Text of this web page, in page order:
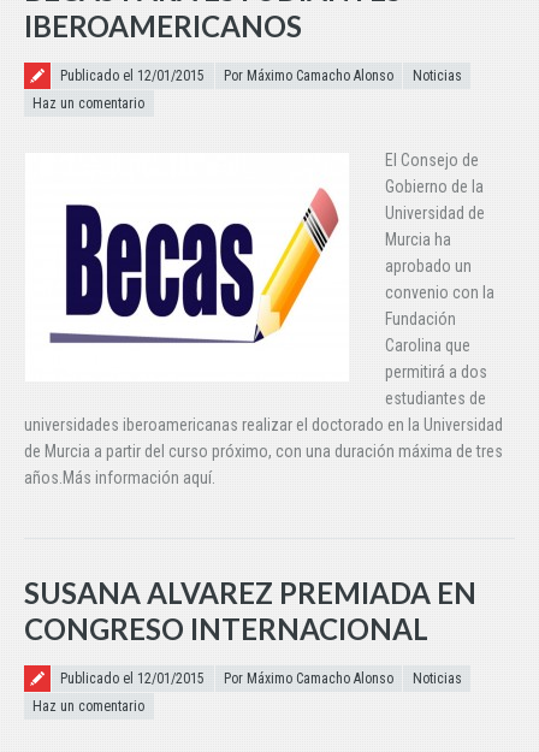
IBEROAMERICANOS
Publicado el
Publicado el 12/01/2015 Por Máximo Camacho Alonso
Noticias
Haz un comentario
El Consejo de
Gobierno de la
Universidad de
Murcia ha
aprobado un
convenio con la
Fundación
Carolina que
permitirá a dos
estudiantes de
universidades iberoamericanas realizar el doctorado en la Universidad
de Murcia a partir del curso próximo, con una duración máxima de tres
años.Más información aquí.
SUSANA ALVAREZ PREMIADA EN
CONGRESO INTERNACIONAL
Publicado el
Publicado el 12/01/2015 Por Máximo Camacho Alonso
Noticias
Haz un comentario